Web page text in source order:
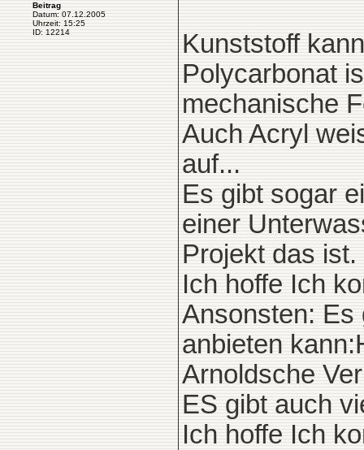
Beitrag
Datum: 07.12.2005
Uhrzeit: 15:25
ID: 12214
Kunststoff
Polycarbonat
mechanische
Auch Acryl
auf...
Es gibt sogar
einer
Projekt das ist.
Ich hoffe Ich
Ansonsten: Es
anbieten
Arnoldsche
ES gibt auch
Ich hoffe Ich